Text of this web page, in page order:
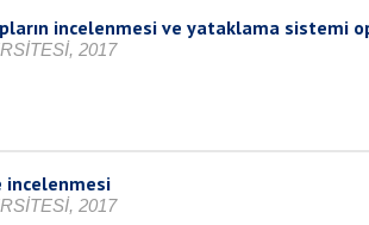
incelenmesi ve yataklama sistemi
2017
incelenmesi
2017